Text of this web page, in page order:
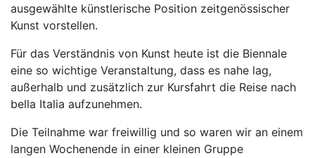
ausgewählte künstlerische Position zeitgenössischer
Kunst vorstellen.
Für das Verständnis von Kunst heute ist die Biennale
eine so wichtige Veranstaltung, dass es nahe lag,
außerhalb und zusätzlich zur Kursfahrt die Reise nach
bella Italia aufzunehmen.
Die Teilnahme war freiwillig und so waren wir an einem
langen Wochenende in einer kleinen Gruppe